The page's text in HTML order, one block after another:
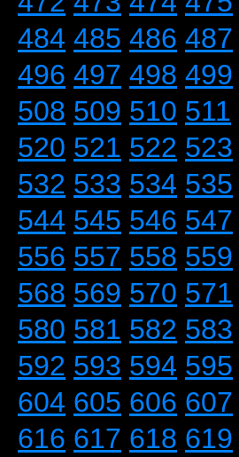
484 485 486 487
496 497 498 499
508 509 510 511
520 521 522 523
532 533 534 535
544 545 546 547
556 557 558 559
568 569 570 571
580 581 582 583
592 593 594 595
604 605 606 607
616 617 618 619